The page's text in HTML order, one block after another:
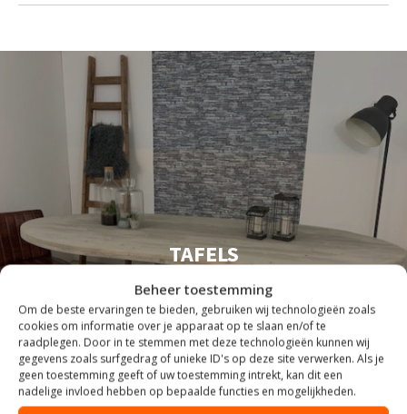
Beheer toestemming
Om de beste ervaringen te bieden, gebruiken wij technologieën zoals
cookies om informatie over je apparaat op te slaan en/of te
raadplegen. Door in te stemmen met deze technologieën kunnen wij
gegevens zoals surfgedrag of unieke ID's op deze site verwerken. Als je
geen toestemming geeft of uw toestemming intrekt, kan dit een
nadelige invloed hebben op bepaalde functies en mogelijkheden.
TAFELS